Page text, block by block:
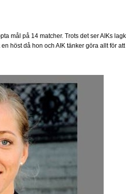
mål på 14 matcher. Trots det ser AIKs
höst då hon och AIK tänker göra allt för